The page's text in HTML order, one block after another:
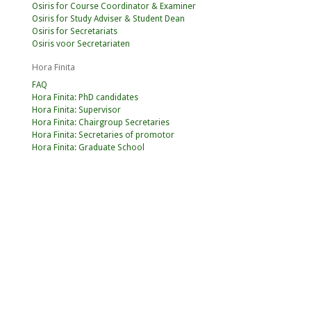
Osiris for Course Coordinator & Examiner
Osiris for Study Adviser & Student Dean
Osiris for Secretariats
Osiris voor Secretariaten
Hora Finita
FAQ
Hora Finita: PhD candidates
Hora Finita: Supervisor
Hora Finita: Chairgroup Secretaries
Hora Finita: Secretaries of promotor
Hora Finita: Graduate School